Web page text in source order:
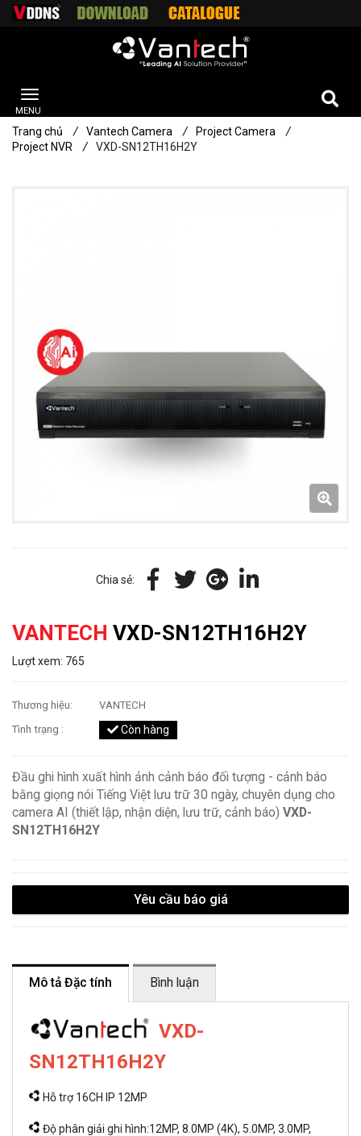
VANTECH VXD-SN12TH16H2Y
Lượt xem: 765
Thương hiệu:
VANTECH
Tình trạng :
Còn hàng
Đầu ghi hình xuất hình ảnh cảnh báo đối tượng - cảnh báo
bằng giọng nói Tiếng Việt lưu trữ 30 ngày, chuyên dụng cho
camera AI (thiết lập, nhận diện, lưu trữ, cảnh báo) VXD-
SN12TH16H2Y
Yêu cầu báo giá
Chia sẻ:
Mô tả Đặc tính Bình luận
VXD-
SN12TH16H2Y
Hỗ trợ 16CH IP 12MP
Độ phân giải ghi hình:12MP, 8.0MP (4K), 5.0MP, 3.0MP,
Trang chủ / Vantech Camera / Project Camera
/
Project NVR
/ VXD-SN12TH16H2Y